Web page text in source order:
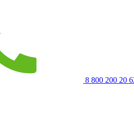
8 800 200 20